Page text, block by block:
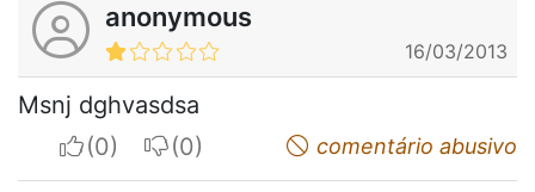
anonymous
16/03/2013
Msnj dghvasdsa
I apreciateI do not appreciatecomentário abusivo